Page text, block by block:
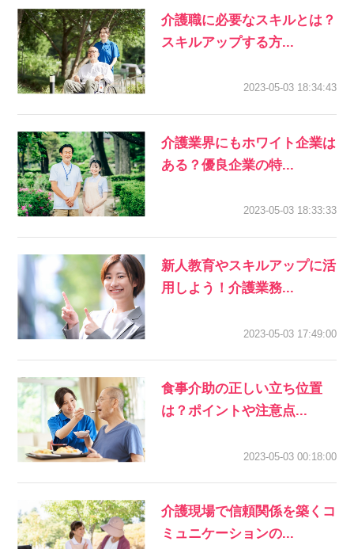
介護職に必要なスキルとは？
スキルアップする方...
2023-05-03 18:34:43
介護業界にもホワイト企業は
ある？優良企業の特...
2023-05-03 18:33:33
新人教育やスキルアップに活
用しよう！介護業務...
2023-05-03 17:49:00
食事介助の正しい立ち位置
は？ポイントや注意点...
2023-05-03 00:18:00
介護現場で信頼関係を築くコ
ミュニケーションの...